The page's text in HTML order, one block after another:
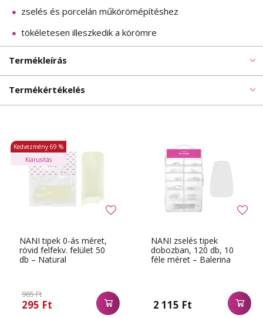
zselés és porcelán műkörömépítéshez
tökéletesen illeszkedik a körömre
Termékleírás
Termékértékelés
NANI tipek 0-ás méret,
rövid felfekv. felület 50
db – Natural
965 Ft
295 Ft
Kedvezmény 69 %
Kiárusítás
NANI zselés tipek
dobozban, 120 db, 10
féle méret – Balerina
2 115 Ft